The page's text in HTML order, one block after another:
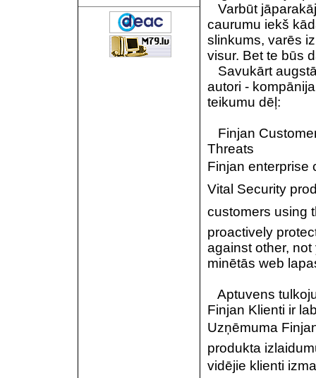
Varbūt
caurumu iekš
slinkums, varēs
visur. Bet te būs
Savukārt
autori -
teikumu dēļ:
Finjan
Threats
Finjan enterprise
Vital Security
customers using
proactively
against other,
minētās web
Aptuvens
Finjan Klienti ir
Uzņēmuma
produkta
vidējie klienti